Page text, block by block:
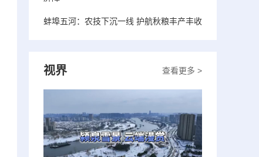
蚌埠五河：农技下沉一线 护航秋粮丰产丰收
查看更多 >
视界